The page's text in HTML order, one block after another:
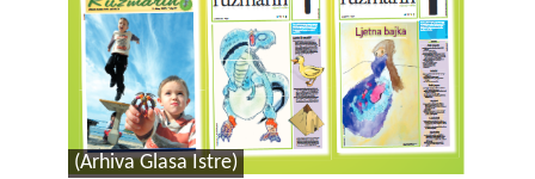
(Arhiva Glasa Istre)